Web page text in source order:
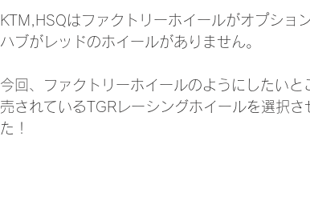
KTM,HSQはファクトリーホイールがオプショ
ハブがレッドのホイールがありません。
今回、ファクトリーホイールのようにしたい
売されているTGRレーシングホイールを選択
た！